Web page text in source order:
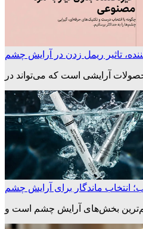
تاثیر ریمل زدن در آرایش چشم
انتخاب ماندگار برای آرایش چشم